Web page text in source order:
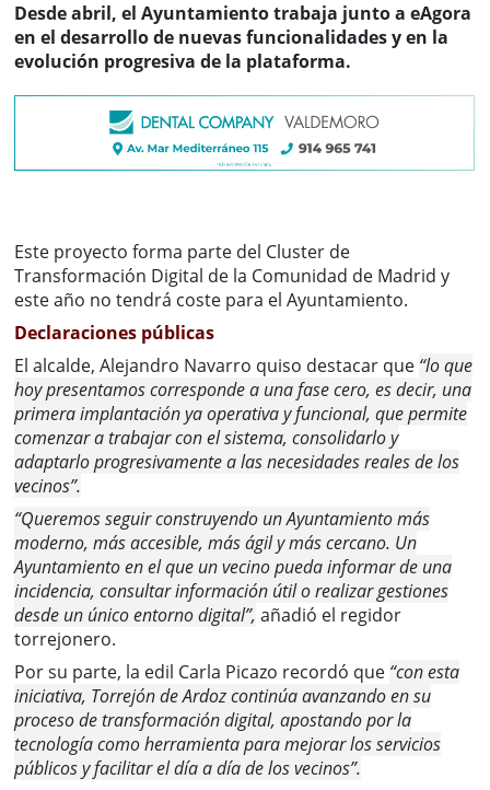
Desde abril, el Ayuntamiento trabaja junto a eAgora
en el desarrollo de nuevas funcionalidades y en la
evolución progresiva de la plataforma.
Este proyecto forma parte del Cluster de
Transformación Digital de la Comunidad de Madrid y
este año no tendrá coste para el Ayuntamiento.
Declaraciones públicas
El alcalde, Alejandro Navarro quiso destacar que “lo que
hoy presentamos corresponde a una fase cero, es decir, una
primera implantación ya operativa y funcional, que permite
comenzar a trabajar con el sistema, consolidarlo y
adaptarlo progresivamente a las necesidades reales de los
vecinos”.
“Queremos seguir construyendo un Ayuntamiento más
moderno, más accesible, más ágil y más cercano. Un
Ayuntamiento en el que un vecino pueda informar de una
incidencia, consultar información útil o realizar gestiones
desde un único entorno digital”, añadió el regidor
torrejonero.
Por su parte, la edil Carla Picazo recordó que “con esta
iniciativa, Torrejón de Ardoz continúa avanzando en su
proceso de transformación digital, apostando por la
tecnología como herramienta para mejorar los servicios
públicos y facilitar el día a día de los vecinos”.